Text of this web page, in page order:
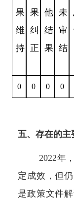
果
维
持
果
纠
正
他
结
果
未
审
结
0 0 0 0
五、存在的
2022年
定成效，但
是政策文件